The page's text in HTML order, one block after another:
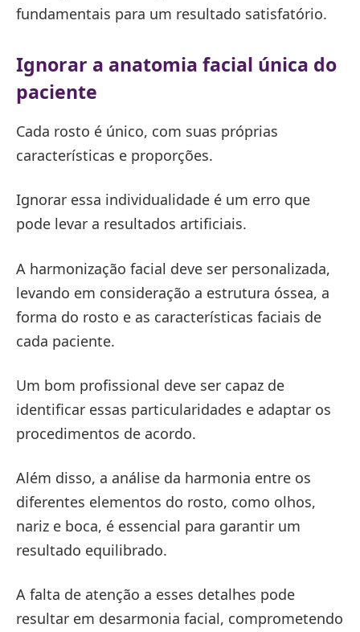
fundamentais para um resultado satisfatório.
Ignorar a anatomia facial única do
paciente
Cada rosto é único, com suas próprias
características e proporções.
Ignorar essa individualidade é um erro que
pode levar a resultados artificiais.
A harmonização facial deve ser personalizada,
levando em consideração a estrutura óssea, a
forma do rosto e as características faciais de
cada paciente.
Um bom profissional deve ser capaz de
identificar essas particularidades e adaptar os
procedimentos de acordo.
Além disso, a análise da harmonia entre os
diferentes elementos do rosto, como olhos,
nariz e boca, é essencial para garantir um
resultado equilibrado.
A falta de atenção a esses detalhes pode
resultar em desarmonia facial, comprometendo